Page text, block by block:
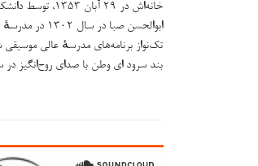
خانه‌اش در ۲۹ آبان ۱۳۵۳، توسط دانشکدهٔ هنرهای زیبا به موزه تبدیل شد.
تک‌نواز برنامه‌های مدرسهٔ عالی
بند سرود ای وطن با صدای روح‌انگیز در سال ۱۳۰۶ در قالب صفحه تولید شد و بسیار مورد توجه